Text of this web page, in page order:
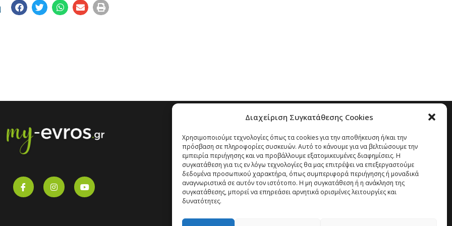
Διαχείριση Συγκατάθεσης Cookies
Χρησιμοποιούμε τεχνολογίες όπως τα cookies για την αποθήκευση ή/και την
πρόσβαση σε πληροφορίες συσκευών. Αυτό το κάνουμε για να βελτιώσουμε την
εμπειρία περιήγησης και να προβάλλουμε εξατομικευμένες διαφημίσεις. Η
συγκατάθεση για τις εν λόγω τεχνολογίες θα μας επιτρέψει να επεξεργαστούμε
δεδομένα προσωπικού χαρακτήρα, όπως συμπεριφορά περιήγησης ή μοναδικά
αναγνωριστικά σε αυτόν τον ιστότοπο. Η μη συγκατάθεση ή η ανάκληση της
συγκατάθεσης, μπορεί να επηρεάσει αρνητικά ορισμένες λειτουργίες και
δυνατότητες.